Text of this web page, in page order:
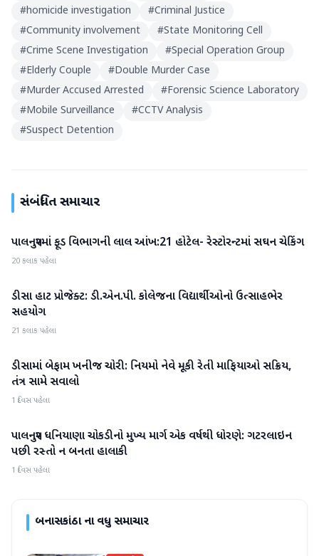
#homicide investigation #Criminal Justice
#Community involvement #State Monitoring Cell
#Crime Scene Investigation #Special Operation Group
#Elderly Couple #Double Murder Case
#Murder Accused Arrested #Forensic Science Laboratory
#Mobile Surveillance #CCTV Analysis
#Suspect Detention
સંબંધિત સમાચાર
બનાસકાંઠા
પાલનપુરમાં ફૂડ વિભાગની લાલ આંખ:21 હોટેલ- રેસ્ટોરન્ટમાં સઘન ચેકિંગ
20 કલાક પહેલા
બનાસકાંઠા
ડીસા હાટ પ્રોજેક્ટ: ડી.એન.પી. કોલેજના વિદ્યાર્થીઓનો ઉત્સાહભેર
સહયોગ
21 કલાક પહેલા
બનાસકાંઠા
ડીસામાં બેફામ ખનીજ ચોરી: નિયમો નેવે મૂકી રેતી માફિયાઓ સક્રિય,
તંત્ર સામે સવાલો
1 દિવસ પહેલા
બનાસકાંઠા
પાલનપુર ધનિયાણા ચોકડીનો મુખ્ય માર્ગ એક વર્ષથી ધોરણે: ગટરલાઇન
પછી રસ્તો ન બનતા હાલાકી
1 દિવસ પહેલા
બનાસકાંઠાના વધુ સમાચાર